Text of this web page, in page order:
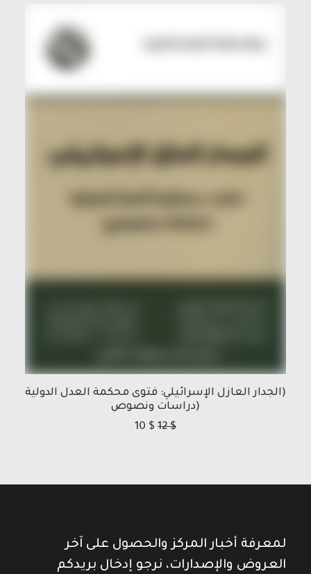
(الجدار العازل الإسرائيلي: فتوى محكمة العدل الدولية
(دراسات ونصوص
12$
10 $
لمعرفة أخبار المركز والحصول على آخر
العروض والإصدارات، نرجو إدخال بريدكم